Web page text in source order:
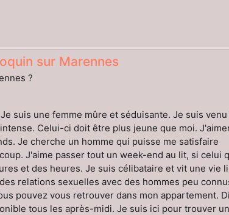
sur Marennes
?
suis une femme mûre et séduisante. Je suis
Celui-ci doit être plus jeune que moi.
Je cherche un homme qui puisse me satisfaire
J'aime passer tout un week-end au lit, si celui
et des heures. Je suis célibataire et vit une vie
relations sexuelles avec des hommes peu
pouvez vous retrouver dans mon appartement.
tous les après-midi. Je suis ici pour trouver un